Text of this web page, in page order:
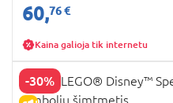
60,76 €
Kaina galioja tik internetu
-30%
43221 LEGO® Disney™
simbolių šimtmetis